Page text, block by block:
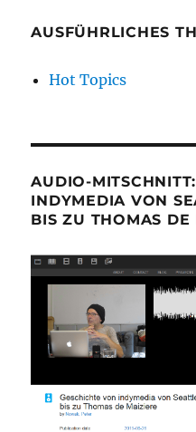
AUSFÜHRLICHES
Hot Topics
AUDIO-
INDYMEDIA VON
BIS ZU THOMAS DE